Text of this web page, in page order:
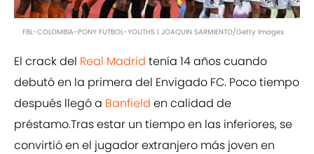
FBL-COLOMBIA-PONY FUTBOL-YOUTHS | JOAQUIN SARMIENTO/Getty Images
El crack del Real Madrid tenía 14 años cuando
debutó en la primera del Envigado FC. Poco tiempo
después llegó a Banfield en calidad de
préstamo.Tras estar un tiempo en las inferiores, se
convirtió en el jugador extranjero más joven en